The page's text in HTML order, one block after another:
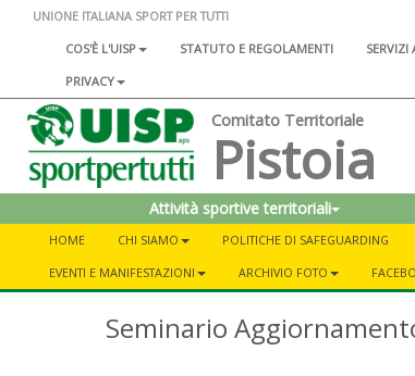
UNIONE ITALIANA SPORT PER TUTTI
COS'È L'UISP
STATUTO E REGOLAMENTI SERVIZI
PRIVACY
Comitato Territoriale
Pistoia
Attività sportive territoriali
HOME CHI SIAMO POLITICHE DI SAFEGUARDING
EVENTI E MANIFESTAZIONI
ARCHIVIO FOTO
Seminario